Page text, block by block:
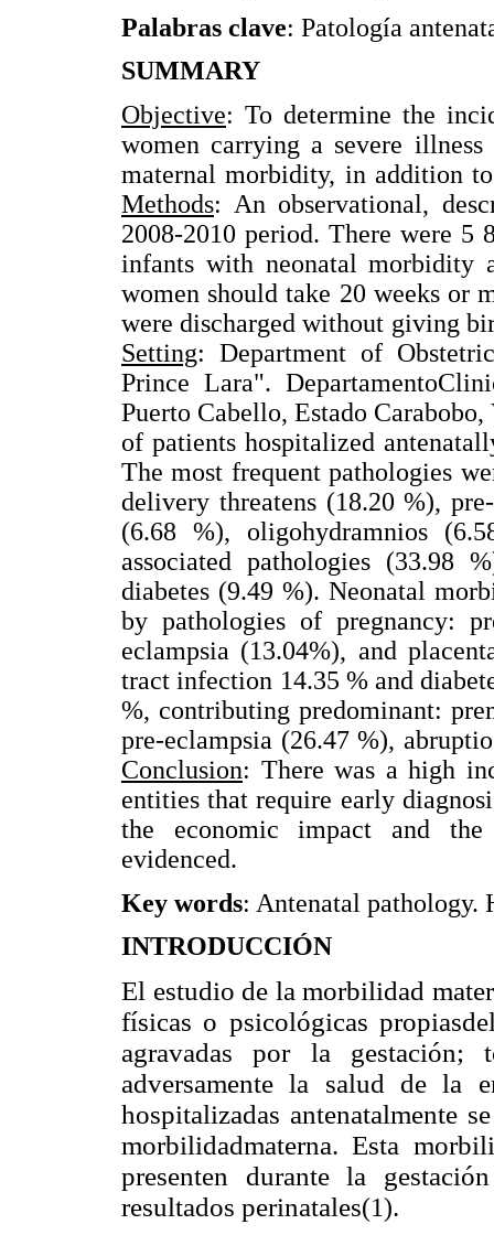
Palabras clave: Patología
SUMMARY
Objective: To determine the
women carrying a severe
maternal morbidity, in addition
Methods: An observational,
2008-2010 period. There were 5
infants with neonatal morbidity
women should take 20 weeks or
were discharged without giving
Setting: Department of
Prince Lara".
Puerto Cabello, Estado
of patients hospitalized
The most frequent pathologies
delivery threatens (18.20 %),
(6.68 %), oligohydramnios
associated pathologies (33.98
diabetes (9.49 %). Neonatal
by pathologies of pregnancy:
eclampsia (13.04%), and
tract infection 14.35 % and
%, contributing predominant:
pre-eclampsia (26.47 %),
Conclusion: There was a high
entities that require early
the economic impact and the
evidenced.
Key words: Antenatal
INTRODUCCIÓN
El estudio de la morbilidad
físicas o psicológicas
agravadas por la gestación;
adversamente la salud de la
hospitalizadas antenatalmente
morbilidadmaterna. Esta
presenten durante la
resultados perinatales(1).